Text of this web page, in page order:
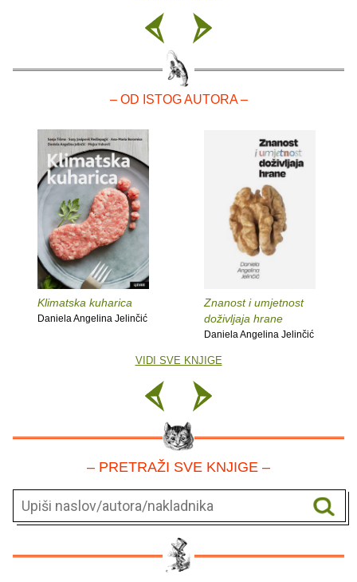
– OD ISTOG AUTORA –
Klimatska kuharica
Daniela Angelina Jelinčić
Znanost i umjetnost
doživljaja hrane
Daniela Angelina Jelinčić
VIDI SVE KNJIGE
– PRETRAŽI SVE KNJIGE –